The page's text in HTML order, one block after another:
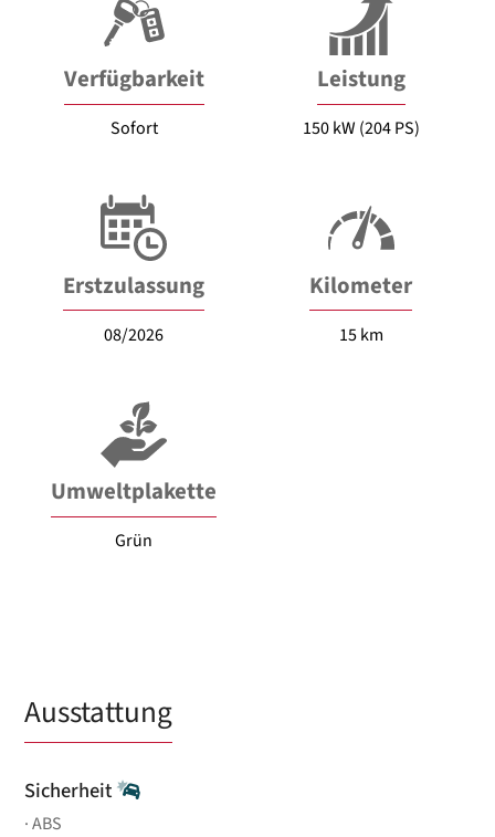
Verfügbarkeit
Sofort
Leistung
150 kW (204 PS)
Erstzulassung
08/2026
Kilometer
15 km
Umweltplakette
Grün
Ausstattung
Sicherheit
ABS